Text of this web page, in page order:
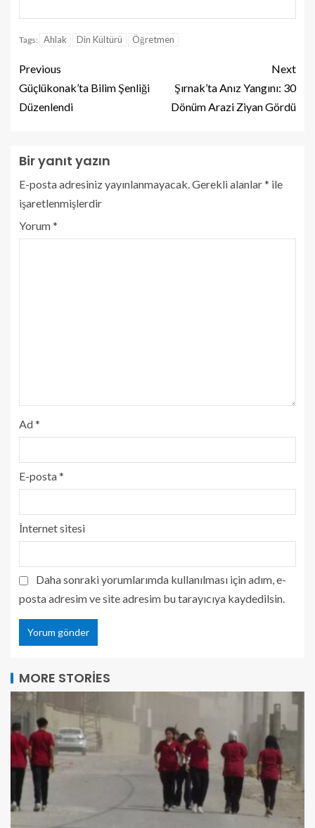
Tags: Ahlak Din Kültürü Öğretmen
Previous
Güçlükonak’ta Bilim Şenliği
Düzenlendi
Next
Şırnak’ta Anız Yangını: 30
Dönüm Arazi Ziyan Gördü
Bir yanıt yazın
E-posta adresiniz yayınlanmayacak.Gerekli alanlar* ile
işaretlenmişlerdir
Yorum*
Ad*
E-posta*
İnternet sitesi
Daha sonraki yorumlarımda kullanılması için adım, e-
posta adresim ve site adresim bu tarayıcıya kaydedilsin.
MORE STORIES